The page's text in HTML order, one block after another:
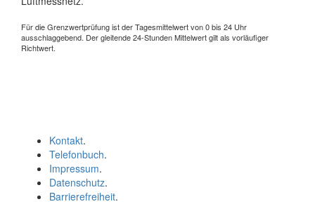
Für die Grenzwertprüfung ist der Tagesmittelwert von 0 bis 24 Uhr
ausschlaggebend. Der gleitende 24-Stunden Mittelwert gilt als vorläufiger
Richtwert.
Kontakt.
Telefonbuch.
Impressum.
Datenschutz.
Barrierefreiheit.